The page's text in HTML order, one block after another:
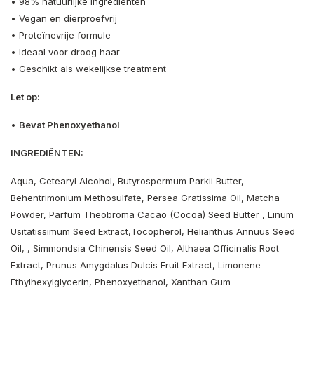
• Vegan en dierproefvrij
• Proteïnevrije formule
• Ideaal voor droog haar
• Geschikt als wekelijkse treatment
Let op:
• Bevat Phenoxyethanol
INGREDIËNTEN:
Aqua, Cetearyl Alcohol, Butyrospermum Parkii Butter,
Behentrimonium Methosulfate, Persea Gratissima Oil, Matcha
Powder, Parfum Theobroma Cacao (Cocoa) Seed Butter , Linum
Usitatissimum Seed Extract,Tocopherol, Helianthus Annuus Seed
Oil, , Simmondsia Chinensis Seed Oil, Althaea Officinalis Root
Extract, Prunus Amygdalus Dulcis Fruit Extract, Limonene
Ethylhexylglycerin, Phenoxyethanol, Xanthan Gum